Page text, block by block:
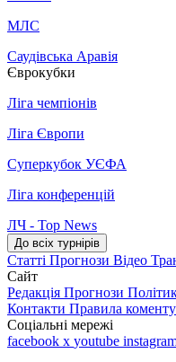
МЛС
Саудівська Аравія
Єврокубки
Ліга чемпіонів
Ліга Європи
Суперкубок УЄФА
Ліга конференцій
ЛЧ - Top News
До всіх турнірів
Статті Прогнози Відео
Сайт
Редакція Прогнози
Контакти Правила
Соціальні мережі
facebook x youtube